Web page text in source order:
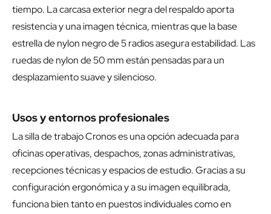
tiempo. La carcasa exterior negra del respaldo aporta
resistencia y una imagen técnica, mientras que la base
estrella de nylon negro de 5 radios asegura estabilidad. Las
ruedas de nylon de 50 mm están pensadas para un
desplazamiento suave y silencioso.
Usos y entornos profesionales
La silla de trabajo Cronos es una opción adecuada para
oficinas operativas, despachos, zonas administrativas,
recepciones técnicas y espacios de estudio. Gracias a su
configuración ergonómica y a su imagen equilibrada,
funciona bien tanto en puestos individuales como en